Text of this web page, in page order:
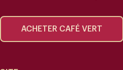
ACHETER CAFÉ VERT